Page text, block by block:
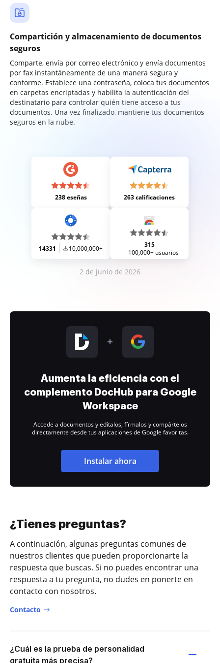
Compartición y almacenamiento de documentos
seguros
Comparte, envía por correo electrónico y envía documentos
por fax instantáneamente de una manera segura y
conforme. Establece una contraseña, coloca tus documentos
en carpetas encriptadas y habilita la autenticación del
destinatario para controlar quién tiene acceso a tus
documentos. Una vez finalizado, mantiene tus documentos
seguros en la nube.
238 eseñas 263 calificaciones
14331 10,000,000+
315
100,000+ usuarios
2 de junio de 2026
Aumenta la eficiencia con el
complemento DocHub para Google
Workspace
Accede a documentos y edítalos, fírmalos y compártelos
directamente desde tus aplicaciones de Google favoritas.
Instalar ahora
¿Tienes preguntas?
A continuación, algunas preguntas comunes de
nuestros clientes que pueden proporcionarte la
respuesta que buscas. Si no puedes encontrar una
respuesta a tu pregunta, no dudes en ponerte en
contacto con nosotros.
Contacto
¿Cuál es la prueba de personalidad
gratuita más precisa?